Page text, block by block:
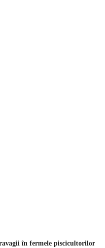
ravagii în fermele piscicultorilor